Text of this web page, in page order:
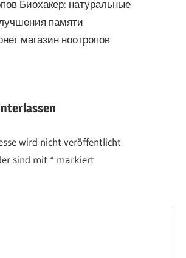
Биохакер: натуральные
памяти
магазин ноотропов
wird nicht veröffentlicht.
sind mit * markiert